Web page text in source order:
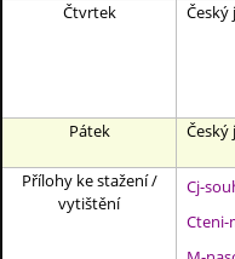
Čtvrtek
Český
Pátek
Přílohy ke stažení /
vytištění
Cj-
Cteni-